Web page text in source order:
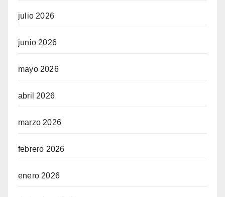
julio 2026
junio 2026
mayo 2026
abril 2026
marzo 2026
febrero 2026
enero 2026